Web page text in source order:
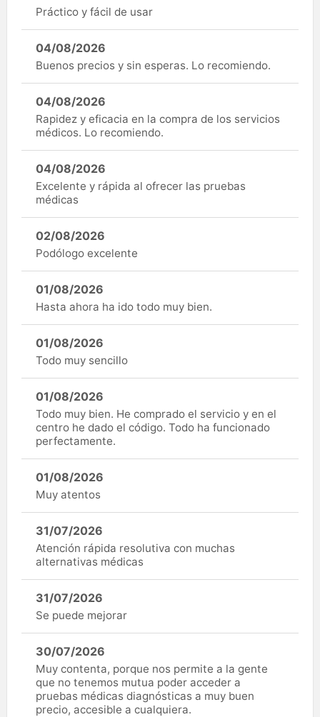
Práctico y fácil de usar
04/08/2026
Buenos precios y sin esperas. Lo recomiendo.
04/08/2026
Rapidez y eficacia en la compra de los servicios
médicos. Lo recomiendo.
04/08/2026
Excelente y rápida al ofrecer las pruebas
médicas
02/08/2026
Podólogo excelente
01/08/2026
Hasta ahora ha ido todo muy bien.
01/08/2026
Todo muy sencillo
01/08/2026
Todo muy bien. He comprado el servicio y en el
centro he dado el código. Todo ha funcionado
perfectamente.
01/08/2026
Muy atentos
31/07/2026
Atención rápida resolutiva con muchas
alternativas médicas
31/07/2026
Se puede mejorar
30/07/2026
Muy contenta, porque nos permite a la gente
que no tenemos mutua poder acceder a
pruebas médicas diagnósticas a muy buen
precio, accesible a cualquiera.